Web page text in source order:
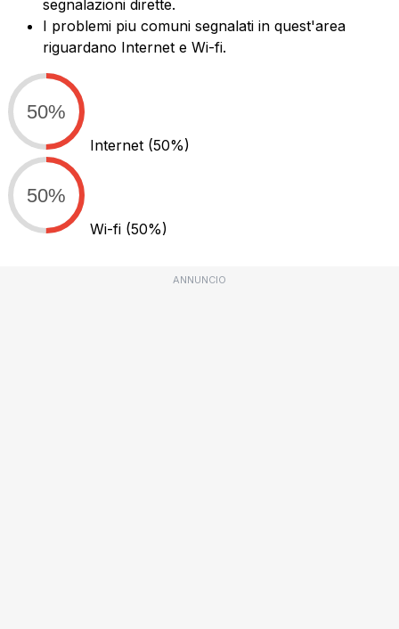
segnalazioni dirette.
I problemi piu comuni segnalati in quest'area
riguardano Internet e Wi-fi.
50%
Internet (50%)
50%
Wi-fi (50%)
ANNUNCIO